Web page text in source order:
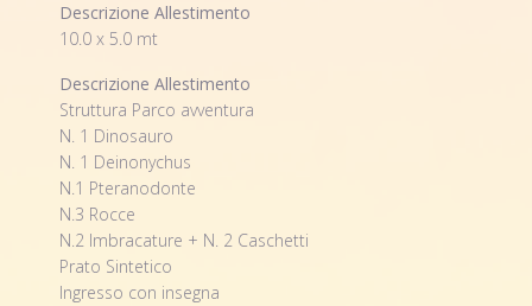
Descrizione Allestimento
10.0 x 5.0 mt
Descrizione Allestimento
Struttura Parco avventura
N. 1 Dinosauro
N. 1 Deinonychus
N.1 Pteranodonte
N.3 Rocce
N.2 Imbracature + N. 2 Caschetti
Prato Sintetico
Ingresso con insegna